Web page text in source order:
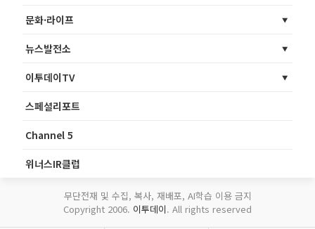
문화·라이프
뉴스발전소
이투데이TV
스페셜리포트
Channel 5
위너스IR클럽
무단전재 및 수집, 복사, 재배포, AI학습 이용 금지
Copyright 2006. 이투데이. All rights reserved